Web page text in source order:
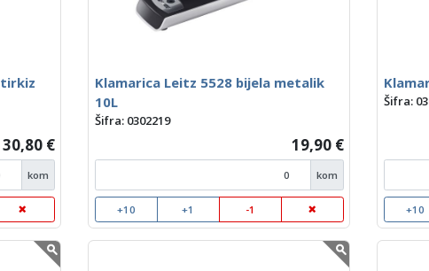
tirkiz
30,80 €
kom
Klamarica Leitz 5528 bijela metalik
10L
Šifra: 0302219
19,90 €
kom
+10 +1 -1
Šifra:
+10